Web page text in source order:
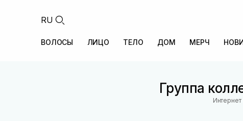
RU
ВОЛОСЫ ЛИЦО ТЕЛО ДОМ МЕРЧ
Группа
Интернет